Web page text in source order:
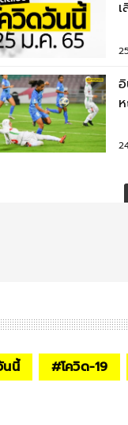
นนี้ #โควิด-19